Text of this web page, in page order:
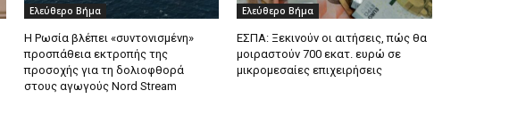
Ελεύθερο Βήμα
Η Ρωσία βλέπει «συντονισμένη»
προσπάθεια εκτροπής της
προσοχής για τη δολιοφθορά
στους αγωγούς Nord Stream
Ελεύθερο Βήμα
ΕΣΠΑ: Ξεκινούν οι αιτήσεις, πώς θα
μοιραστούν 700 εκατ. ευρώ σε
μικρομεσαίες επιχειρήσεις